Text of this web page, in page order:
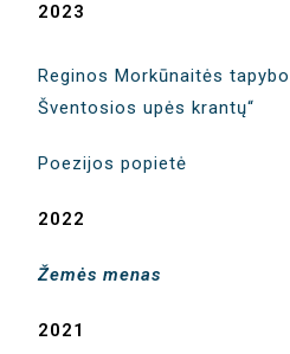
2023
Reginos Morkūnaitės
Šventosios upės krantų“
Poezijos popietė
2022
Žemės menas
2021